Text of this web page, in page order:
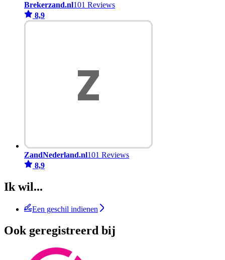
Brekerzand.nl101 Reviews
8,9
ZandNederland.nl101 Reviews
8,9
Ik wil...
Een geschil indienen
Ook geregistreerd bij